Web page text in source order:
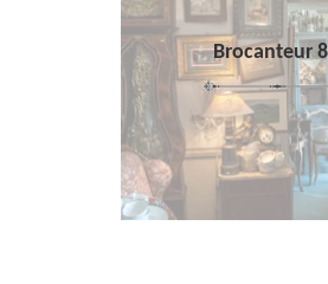
Brocanteur